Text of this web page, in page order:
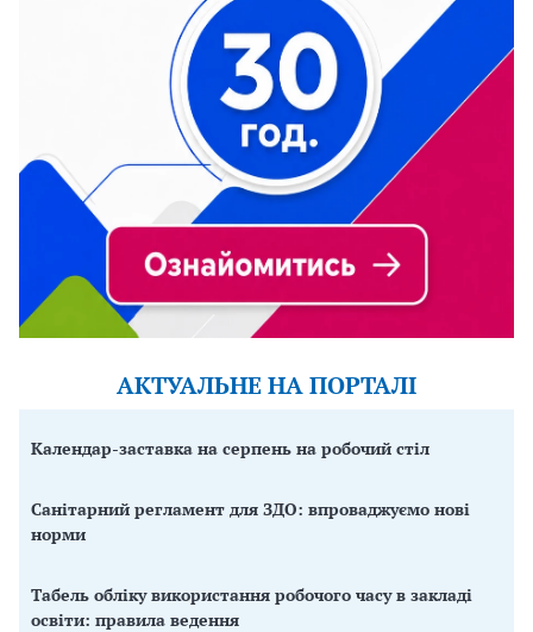
АКТУАЛЬНЕ НА ПОРТАЛІ
Календар-заставка на серпень на робочий стіл
Санітарний регламент для ЗДО: впроваджуємо нові
норми
Табель обліку використання робочого часу в закладі
освіти: правила ведення